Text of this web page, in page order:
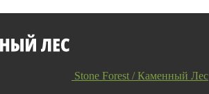
Stone Forest / Каменный Лес